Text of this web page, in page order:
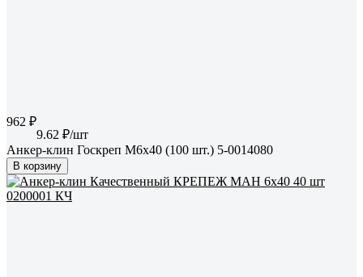
962 ₽
9.62 ₽/шт
Анкер-клин Госкреп М6x40 (100 шт.) 5-0014080
В корзину